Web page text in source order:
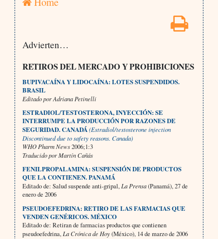
Advierten…
RETIROS DEL MERCADO Y PROHIBICIONES
BUPIVACAÍNA Y LIDOCAÍNA: LOTES SUSPENDIDOS.
BRASIL
Editado por Adriana Petinelli
ESTRADIOL/TESTOSTERONA, INYECCIÓN: SE
INTERRUMPE LA PRODUCCIÓN POR RAZONES DE
SEGURIDAD. CANADÁ(Estradiol/testosterone injection
Discontinued due to safety reasons. Canada)
WHO Pharm News2006;1:3
Traducido por Martín Cañás
FENILPROPALAMINA: SUSPENSIÓN DE PRODUCTOS
QUE LA CONTIENEN. PANAMÁ
Editado de: Salud suspende anti-gripal, La Prensa(Panamá), 27 de
enero de 2006
PSEUDOEFEDRINA: RETIRO DE LAS FARMACIAS QUE
VENDEN GENÉRICOS. MÉXICO
Editado de: Retiran de farmacias productos que contienen
pseudoefedrina, La Crónica de Hoy(México), 14 de marzo de 2006